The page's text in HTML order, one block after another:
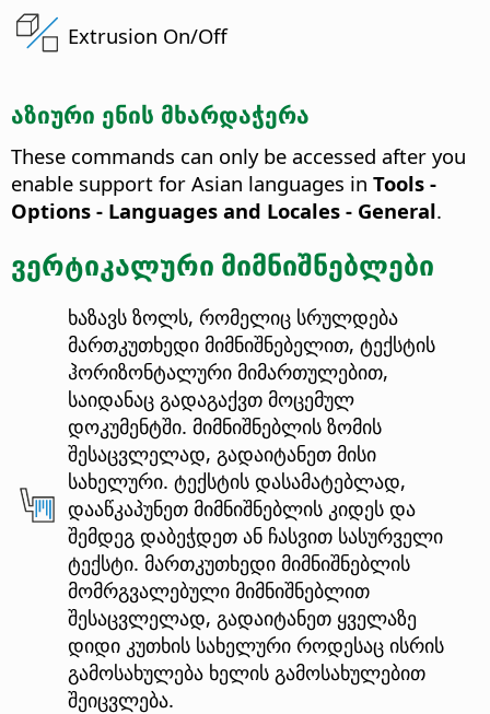
Extrusion On/Off
აზიური ენის მხარდაჭერა
These commands can only be accessed after you
enable support for Asian languages in Tools -
Options - Languages and Locales - General.
ვერტიკალური მიმნიშნებლები
ხაზავს ზოლს, რომელიც სრულდება
მართკუთხედი მიმნიშნებელით, ტექსტის
ჰორიზონტალური მიმართულებით,
საიდანაც გადაგაქვთ მოცემულ
დოკუმენტში. მიმნიშნებლის ზომის
შესაცვლელად, გადაიტანეთ მისი
სახელური. ტექსტის დასამატებლად,
დააწკაპუნეთ მიმნიშნებლის კიდეს და
შემდეგ დაბეჭდეთ ან ჩასვით სასურველი
ტექსტი. მართკუთხედი მიმნიშნებლის
მომრგვალებული მიმნიშნებლით
შესაცვლელად, გადაიტანეთ ყველაზე
დიდი კუთხის სახელური როდესაც ისრის
გამოსახულება ხელის გამოსახულებით
შეიცვლება.